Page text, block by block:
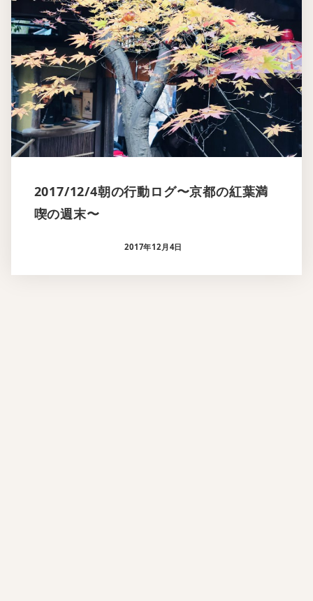
2017/12/4朝の行動ログ〜京都の紅葉満
喫の週末〜
2017年12月4日